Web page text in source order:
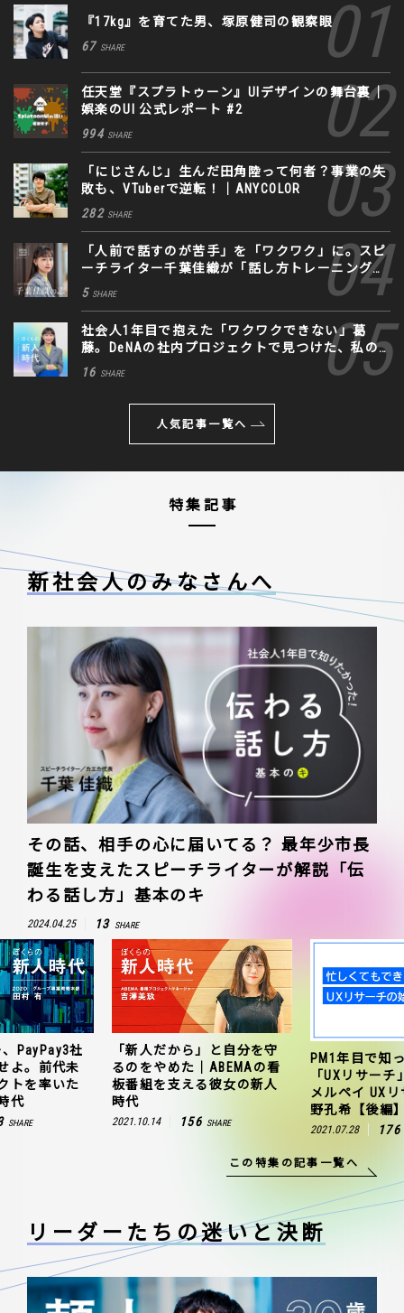
『17kg』を育てた男、塚原健司の観察眼
67 SHARE
任天堂『スプラトゥーン』UIデザインの舞台裏｜
娯楽のUI 公式レポート #2
994 SHARE
「にじさんじ」生んだ田角陸って何者？事業の失
敗も、VTuberで逆転！｜ANYCOLOR
282 SHARE
「人前で話すのが苦手」を「ワクワク」に。スピ
ーチライター千葉佳織が「話し方トレーニング」
に込めた思い
5 SHARE
社会人1年目で抱えた「ワクワクできない」葛
藤。DeNAの社内プロジェクトで見つけた、私の
生きる道
16 SHARE
人気記事一覧へ
特集記事
新社会人のみなさんへ
その話、相手の心に届いてる？ 最年少市長
誕生を支えたスピーチライターが解説「伝
わる話し方」基本のキ
2024.04.25 13 SHARE
PayPay3社
よ。前代未
トを率いた
代
SHARE
「新人だから」と自分を守
るのをやめた｜ABEMAの看
板番組を支える彼女の新人
時代
2021.10.14 156 SHARE
PM1年目で知
「UXリサー
メルペイ UX
野孔希【後編
2021.07.28 176
この特集の記事一覧へ
リーダーたちの迷いと決断